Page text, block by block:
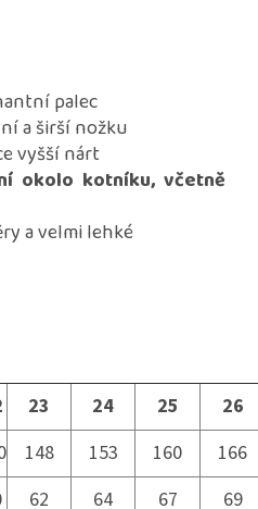
palec
a širší nožku
vyšší nárt
okolo kotníku, včetně
a velmi lehké
23 24 25
26
148 153 160
166
62 64 67 69